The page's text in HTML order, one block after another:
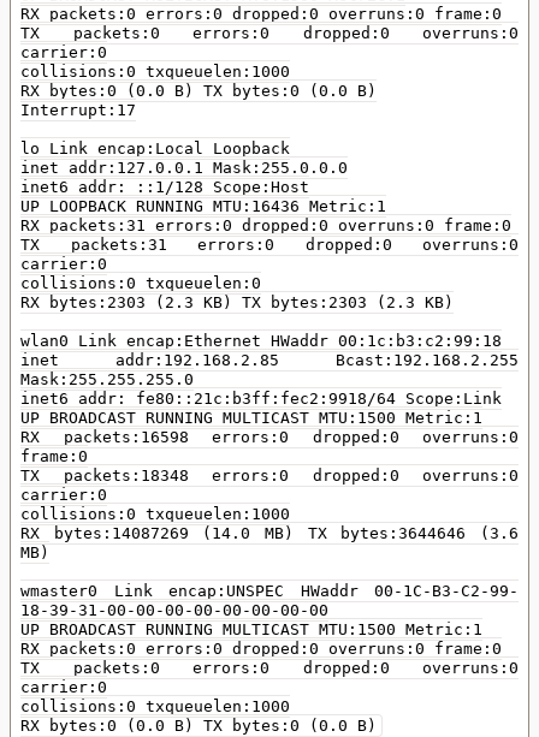
RX packets:0 errors:0 dropped:0 overruns:0 frame:0
TX packets:0 errors:0 dropped:0 overruns:0
carrier:0
collisions:0 txqueuelen:1000
RX bytes:0 (0.0 B) TX bytes:0 (0.0 B)
Interrupt:17
lo Link encap:Local Loopback
inet addr:127.0.0.1 Mask:255.0.0.0
inet6 addr: ::1/128 Scope:Host
UP LOOPBACK RUNNING MTU:16436 Metric:1
RX packets:31 errors:0 dropped:0 overruns:0 frame:0
TX packets:31 errors:0 dropped:0 overruns:0
carrier:0
collisions:0 txqueuelen:0
RX bytes:2303 (2.3 KB) TX bytes:2303 (2.3 KB)
wlan0 Link encap:Ethernet HWaddr 00:1c:b3:c2:99:18
inet addr:192.168.2.85 Bcast:192.168.2.255
Mask:255.255.255.0
inet6 addr: fe80::21c:b3ff:fec2:9918/64 Scope:Link
UP BROADCAST RUNNING MULTICAST MTU:1500 Metric:1
RX packets:16598 errors:0 dropped:0 overruns:0
frame:0
TX packets:18348 errors:0 dropped:0 overruns:0
carrier:0
collisions:0 txqueuelen:1000
RX bytes:14087269 (14.0 MB) TX bytes:3644646 (3.6
MB)
wmaster0 Link encap:UNSPEC HWaddr 00-1C-B3-C2-99-
18-39-31-00-00-00-00-00-00-00-00
UP BROADCAST RUNNING MULTICAST MTU:1500 Metric:1
RX packets:0 errors:0 dropped:0 overruns:0 frame:0
TX packets:0 errors:0 dropped:0 overruns:0
carrier:0
collisions:0 txqueuelen:1000
RX bytes:0 (0.0 B) TX bytes:0 (0.0 B)